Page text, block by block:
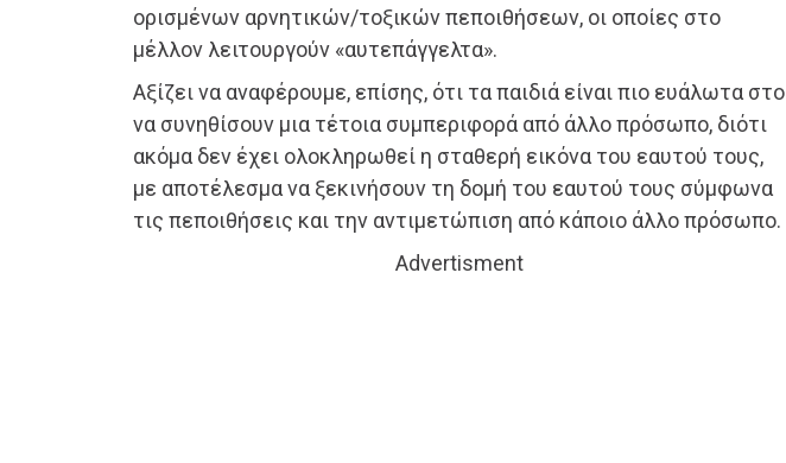
ορισμένων αρνητικών/τοξικών πεποιθήσεων, οι οποίες στο
μέλλον λειτουργούν «αυτεπάγγελτα».
Αξίζει να αναφέρουμε, επίσης, ότι τα παιδιά είναι πιο ευάλωτα στο
να συνηθίσουν μια τέτοια συμπεριφορά από άλλο πρόσωπο, διότι
ακόμα δεν έχει ολοκληρωθεί η σταθερή εικόνα του εαυτού τους,
με αποτέλεσμα να ξεκινήσουν τη δομή του εαυτού τους σύμφωνα
τις πεποιθήσεις και την αντιμετώπιση από κάποιο άλλο πρόσωπο.
Advertisment